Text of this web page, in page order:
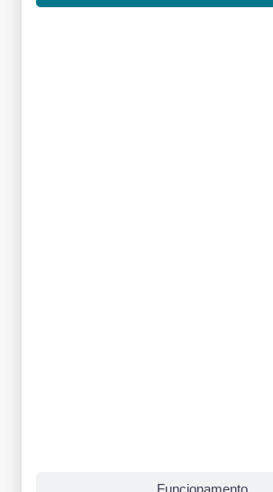
Funcionamento